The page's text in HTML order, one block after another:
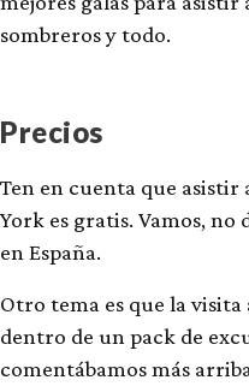
sombreros y todo.
Precios
Ten en cuenta que asistir
York es gratis. Vamos, no
en España.
Otro tema es que la visita
dentro de un pack de
comentábamos más